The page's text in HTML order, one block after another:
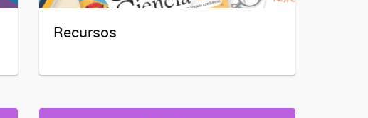
Recursos